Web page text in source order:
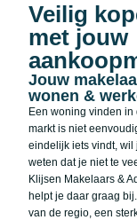
Veilig
met jouw
Jouw
wonen &
Een woning vinden in
markt is niet
eindelijk iets vindt, wil
weten dat je niet te
Klijsen Makelaars &
helpt je daar graag
van de regio, een